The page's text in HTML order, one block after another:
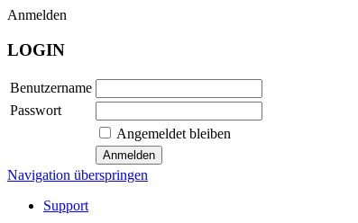
Anmelden
LOGIN
Benutzername
Passwort
Angemeldet bleiben
Navigation überspringen
Support